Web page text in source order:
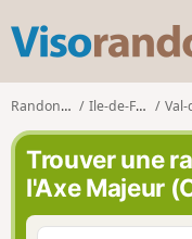
Randonnées Ile-de-France Val-
Trouver une
l'Axe Majeur